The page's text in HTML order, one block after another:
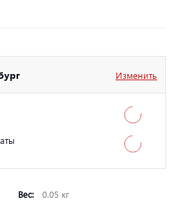
Изменить
Вес: 0.05 кг